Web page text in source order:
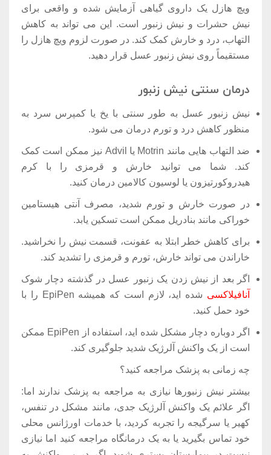
ویچ هازل یک داروی گیاهی آزمایش شده و واقعی برای
نیش حشرات و نیش زنبور است. این می تواند به کاهش
التهاب، درد و خارش کمک کند. در صورت لزوم ویچ هازل را
مستقیماً روی نیش زنبور عسل قرار دهید.
درمان سنتی نیش زنبور
نیش زنبور عسل به طور سنتی با یخ یا کمپرس سرد به
منظور کاهش درد و تورم درمان می شود.
ضد التهاب هایی مانند Motrin یا Advil نیز ممکن است کمک
کند. شما می توانید خارش و قرمزی را با کرم
هیدروکورتیزون یا لوسیون کالامین درمان کنید.
در صورت خارش و تورم شدید، مصرف آنتی هیستامین
خوراکی مانند بنادریل ممکن است تسکین یابد.
برای کاهش خطر ابتلا به عفونت، قسمت نیش را نخراشید.
خاراندن می تواند خارش، تورم و قرمزی را تشدید کند.
اگر بعد از نیش زدن یک زنبور عسل در گذشته دچار شوک
آنافیلاکسی
شده اید، لازم است که همیشه EpiPen را با
خود حمل کنید.
اگر دوباره دچار مشکل شده اید، استفاده از EpiPen ممکن
است از یک واکنش آلرژیک شدید جلوگیری کند.
چه زمانی به پزشک مراجعه کنید؟
بیشتر نیش زنبورها نیازی به مراجعه به پزشک ندارند اما:
اگر علائم یک واکنش آلرژیک جدی، مانند مشکل در تنفس،
کهیر یا سرگیجه را تجربه کردید، با خدمات اورژانس محلی
خود تماس بگیرید یا به یک درمانگاه مراجعه کنید اما نیازی